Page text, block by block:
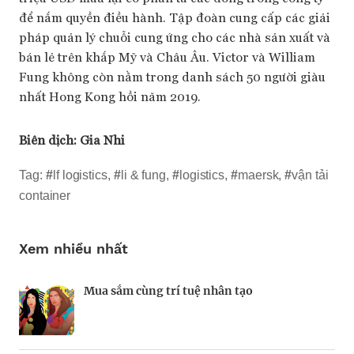
để nắm quyền điều hành. Tập đoàn cung cấp các giải
pháp quản lý chuỗi cung ứng cho các nhà sản xuất và
bán lẻ trên khắp Mỹ và Châu Âu. Victor và William
Fung không còn nằm trong danh sách 50 người giàu
nhất Hong Kong hồi năm 2019.
Biên dịch: Gia Nhi
Tag: # lf logistics, #li & fung, #logistics,#maersk,#vận tải
container
Xem nhiều nhất
Mua sắm cùng trí tuệ nhân tạo
Nhà sáng lập 25 tuổi và tham vọng lật đổ
Kiểm soát bất ổn và bảo vệ sức khỏe tinh